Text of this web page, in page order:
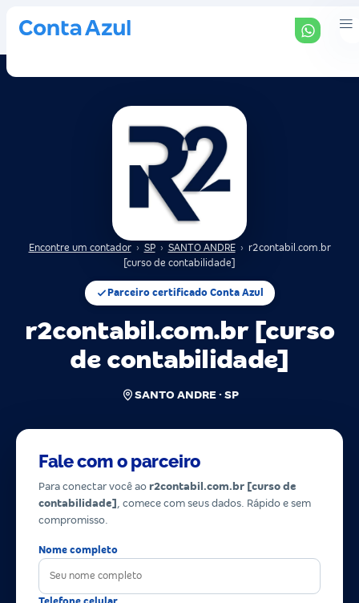
Encontre um contador › SP › SANTO ANDRE › r2contabil.com.br
[curso de contabilidade]
Parceiro certificado Conta Azul
r2contabil.com.br [curso
de contabilidade]
SANTO ANDRE · SP
Fale com o parceiro
Para conectar você ao r2contabil.com.br [curso de
contabilidade] , comece com seus dados. Rápido e sem
compromisso.
Nome completo